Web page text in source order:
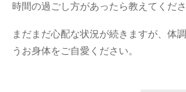
時間の過ごし方があったら教えてくだ
まだまだ心配な状況が続きますが、体
うお身体をご自愛ください。